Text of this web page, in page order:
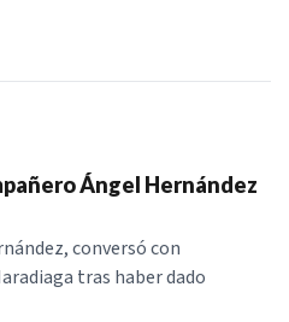
Ángel Hernández
conversó con
tras haber dado